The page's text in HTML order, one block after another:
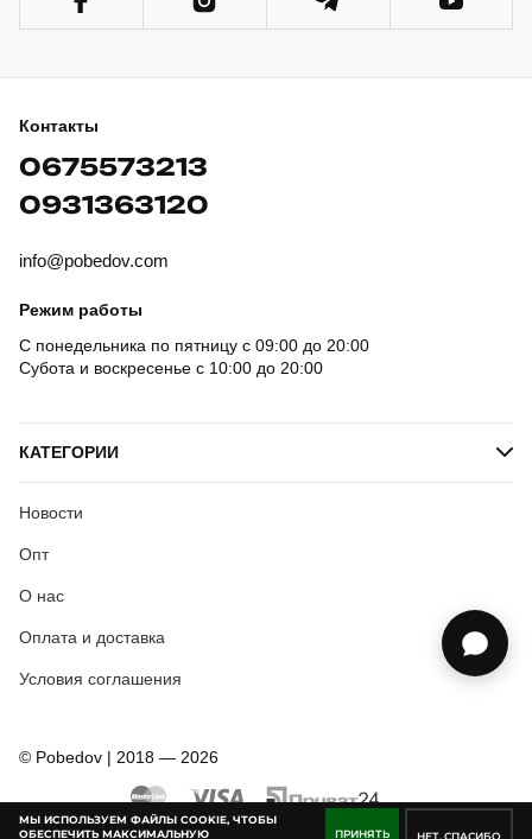
МЫ ИСПОЛЬЗУЕМ ФАЙЛЫ COOKIE, ЧТОБЫ
ОБЕСПЕЧИТЬ МАКСИМАЛЬНУЮ
ПРИНЯТЬ НЕТ, СПАСИБО
Контакты
0675573213
0931363120
info@pobedov.com
Режим работы
С понедельника по пятницу с 09:00 до 20:00
Субота и воскресенье с 10:00 до 20:00
КАТЕГОРИИ
Новости
Опт
О нас
Оплата и доставка
Условия соглашения
© Pobedov | 2018 — 2026